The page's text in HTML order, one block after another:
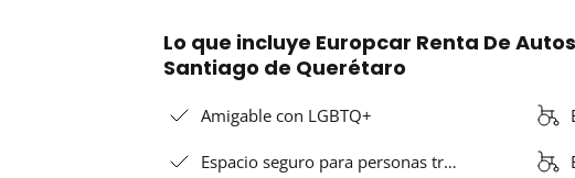
Lo que incluye Europcar Renta De
Santiago de Querétaro
Amigable con LGBTQ+
Espacio seguro para personas tr…